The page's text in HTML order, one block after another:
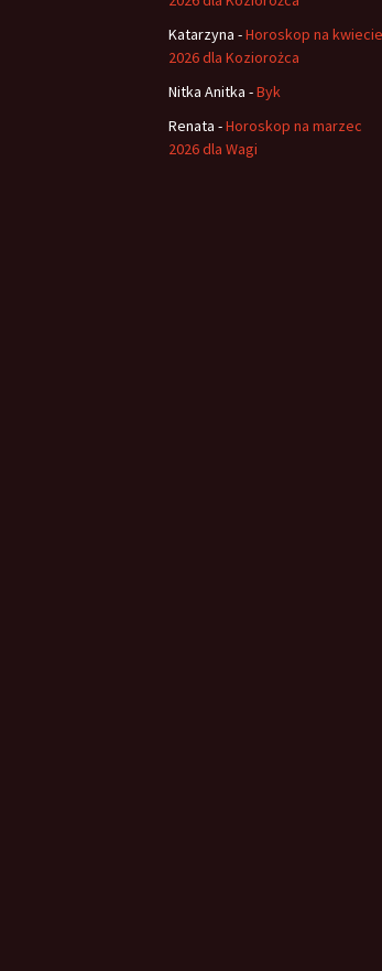
Katarzyna -Horoskop na
2026 dla Koziorożca
Nitka Anitka -Byk
Renata -Horoskop na marzec
2026 dla Wagi